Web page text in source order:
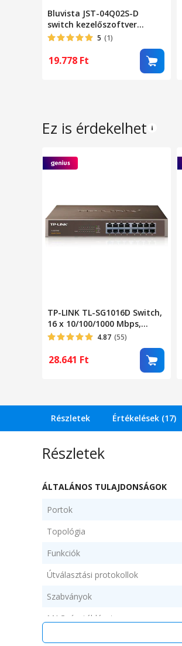
Bluvista JST-04Q02S-D
switch kezelőszoftver
nélkül, 2 portos 2.5 Gigabit,
2×SFP+ 10Gbps, fém ház
5 (1)
19.778 Ft
Ez is érdekelhet
TP-LINK TL-SG1016D Switch,
16 x 10/100/1000 Mbps,
Asztali/rackbe szerelhető
4.87 (55)
28.641 Ft
Részletek Értékelések (17)
Részletek
ÁLTALÁNOS TULAJDONSÁGOK
Portok
Topológia
Funkciók
Útválasztási protokollok
Szabványok
MAC cím táblázat